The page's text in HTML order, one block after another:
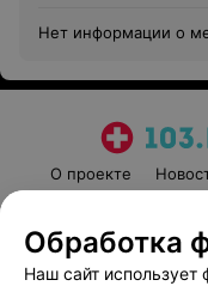
Нет информации о
О проекте
Обработка
Наш сайт использует